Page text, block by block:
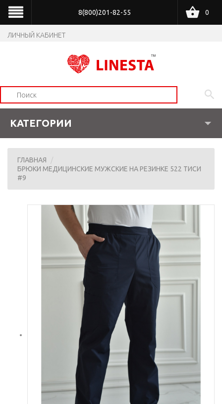
8(800)201-82-55
ЛИЧНЫЙ КАБИНЕТ
0
КАТЕГОРИИ
ГЛАВНАЯ
БРЮКИ МЕДИЦИНСКИЕ МУЖСКИЕ НА РЕЗИНКЕ 522 ТИСИ
#9